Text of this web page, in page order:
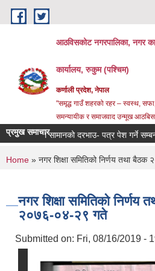
Skip to main content
आठविसकोट नगरपालिका, नगर
कार्यालय, रुकुम (पश्चिम)
कर्णाली प्रदेश, नेपाल
"समृद्ध गाउँ शहरको रहर – स्वस्थ,
समन्यायीक र समाजवाद उन्मूख
प्रमुख समाचार
सामानको दरभाउ- पत्र पेश गर्ने सम्बन्धमा ।
You are here
Home » नगर शिक्षा समितिको निर्णय तथा
नगर शिक्षा समितिको निर्णय
२०७६-०४-२९ गते
Submitted on: Fri, 08/16/2019 -